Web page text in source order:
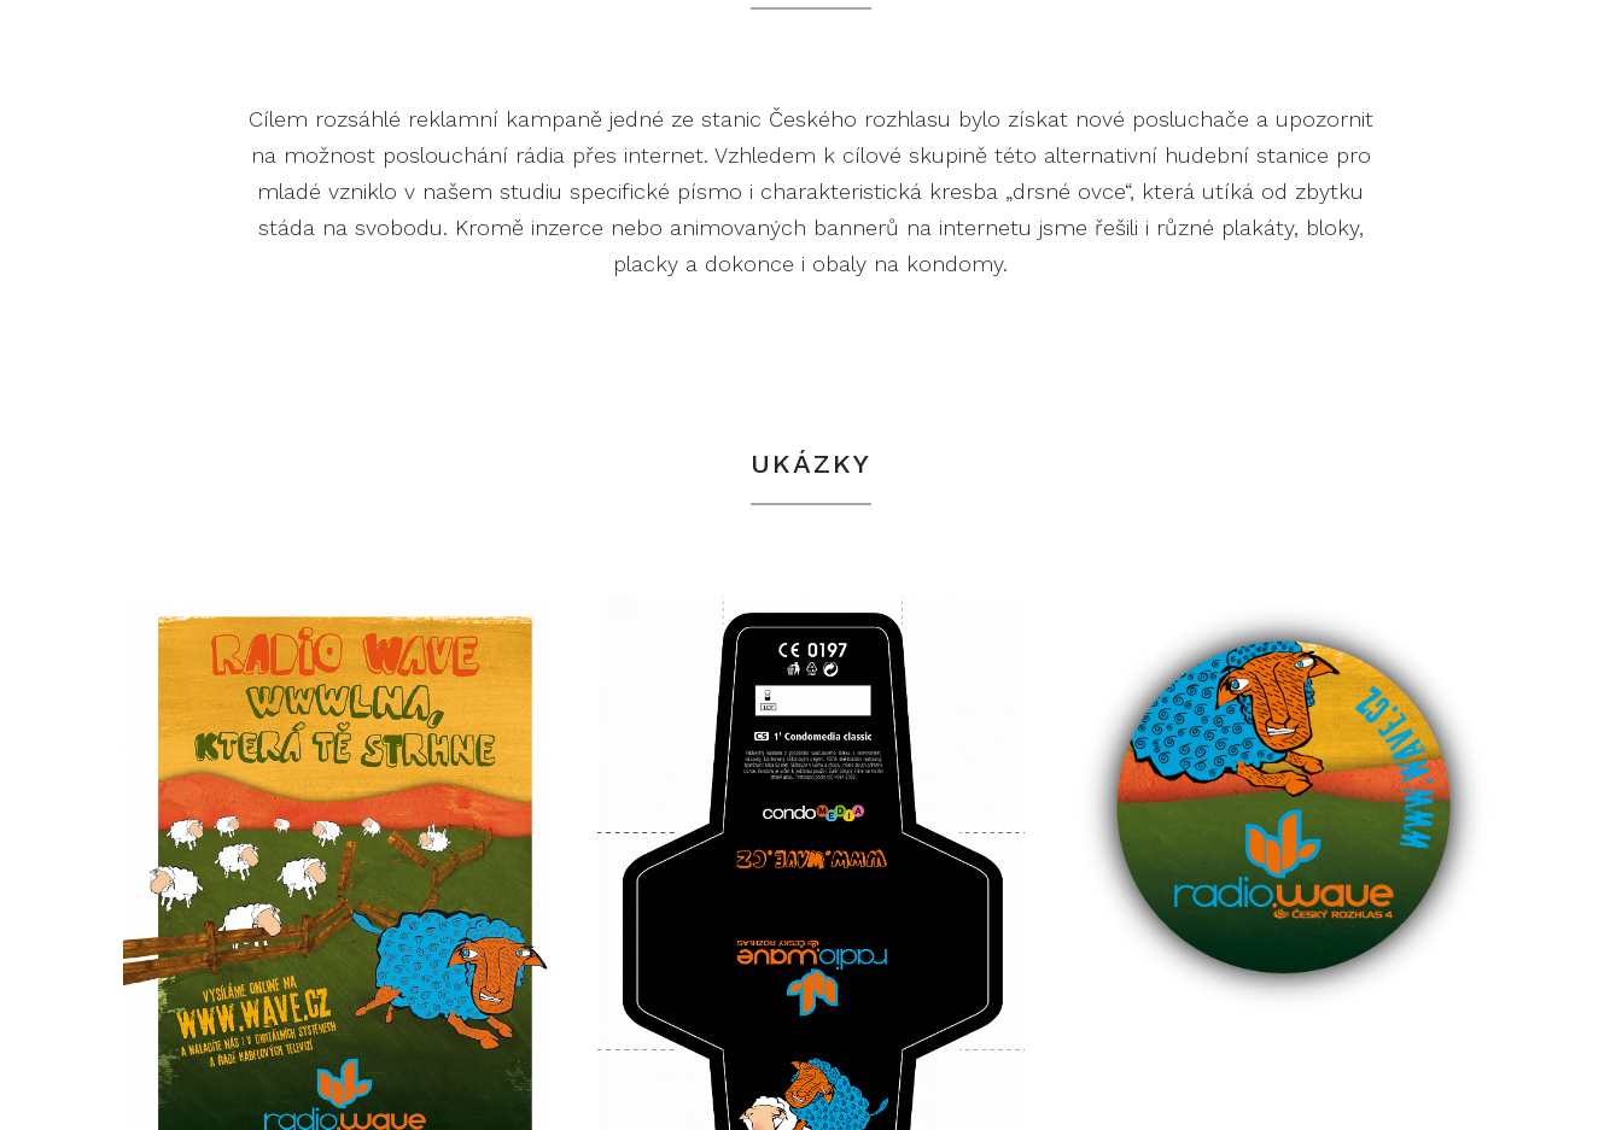
Cílem rozsáhlé reklamní kampaně jedné ze stanic Českého rozhlasu bylo získat nové posluchače a upozornit
na možnost poslouchání rádia přes internet. Vzhledem k cílové skupině této alternativní hudební stanice pro
mladé vzniklo v našem studiu specifické písmo i charakteristická kresba „drsné ovce“, která utíká od zbytku
stáda na svobodu. Kromě inzerce nebo animovaných bannerů na internetu jsme řešili i různé plakáty, bloky,
placky a dokonce i obaly na kondomy.
UKÁZKY